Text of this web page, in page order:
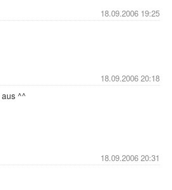
18.09.2006 19:25
18.09.2006 20:18
^^
18.09.2006 20:31